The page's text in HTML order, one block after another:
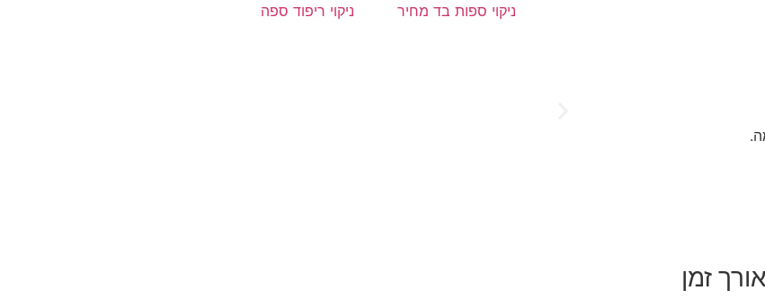
Ilanit Cohen
זמן
ניקוי ספות בד מחיר
ניקוי ריפוד ספה